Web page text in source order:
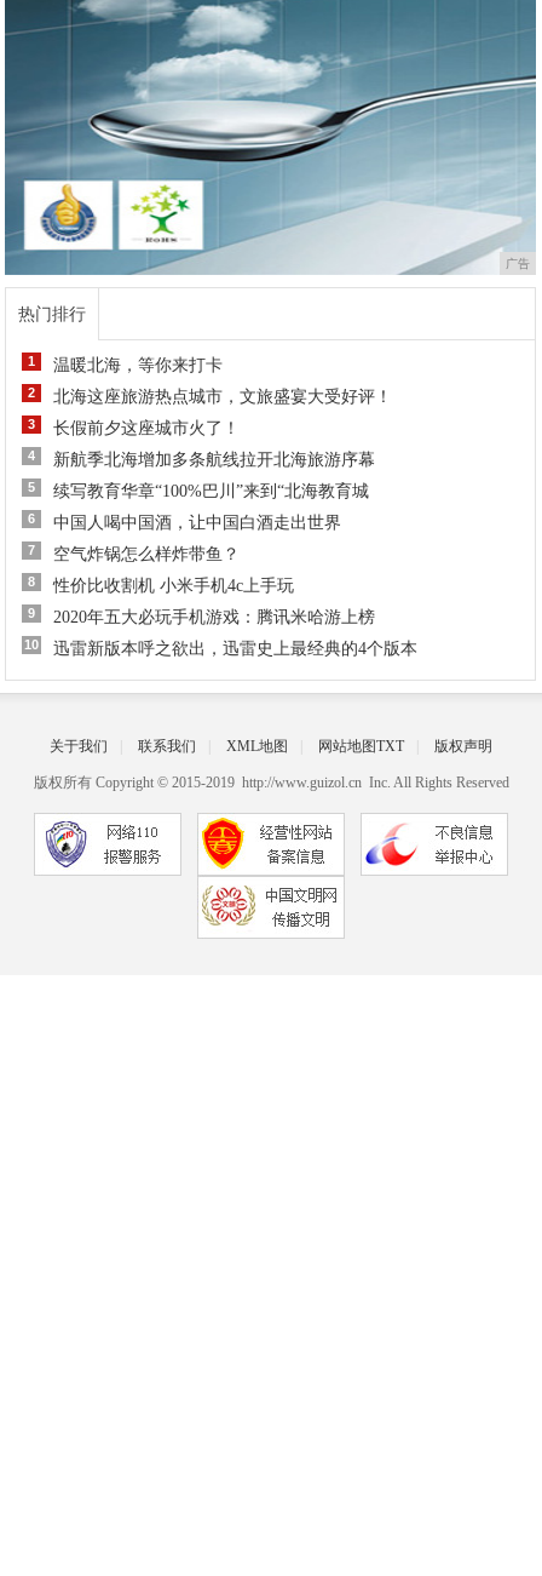
广告
热门排行
1 温暖北海，等你来打卡
2 北海这座旅游热点城市，文旅盛宴大受好评！
3 长假前夕这座城市火了！
4 新航季北海增加多条航线拉开北海旅游序幕
5 续写教育华章“100%巴川”来到“北海教育城
6 中国人喝中国酒，让中国白酒走出世界
7 空气炸锅怎么样炸带鱼？
8 性价比收割机 小米手机4c上手玩
9 ​2020年五大必玩手机游戏：腾讯米哈游上榜
10 迅雷新版本呼之欲出，迅雷史上最经典的4个版本
关于我们 联系我们 XML地图 网站地图TXT 版权声明
版权所有 Copyright © 2015-2019 http://www.guizol.cn Inc. All Rights Reserved